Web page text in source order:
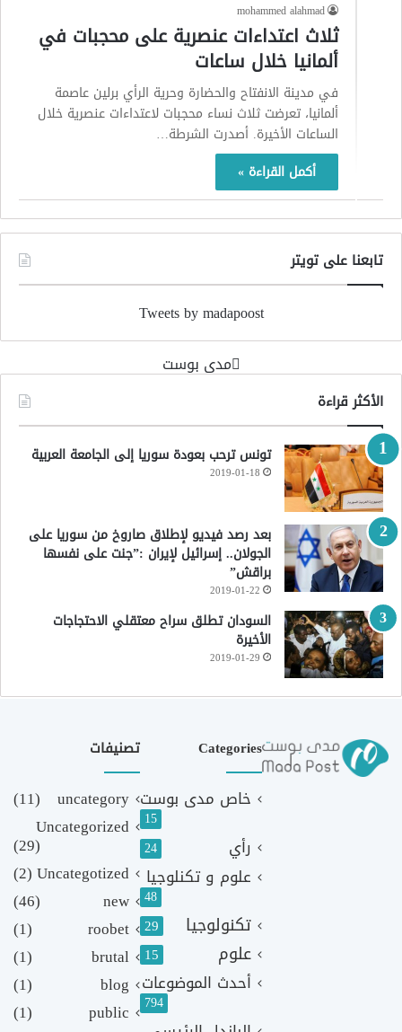
mohammed alahmad
ثلاث اعتداءات عنصرية على محجبات في
ألمانيا خلال ساعات
في مدينة الانفتاح والحضارة وحرية الرأي برلين عاصمة
ألمانيا، تعرضت ثلاث نساء محجبات لاعتداءات عنصرية خلال
الساعات الأخيرة. أصدرت الشرطة…
أكمل القراءة »
تابعنا على تويتر
Tweets by madapoost
‏مدى بوست‏
الأكثر قراءة
تونس ترحب بعودة سوريا إلى الجامعة العربية
2019-01-18
بعد رصد فيديو لإطلاق صاروخ من سوريا على
الجولان.. إسرائيل لإيران :”جنت على نفسها
براقش”
2019-01-22
السودان تطلق سراح معتقلي الاحتجاجات
الأخيرة
2019-01-29
Categories
خاص مدى بوست
15
رأي 24
علوم و تكنلوجيا
48
تكنولوجيا 29
علوم 15
أحدث الموضوعات
794
تصنيفات
uncategory
(11)
Uncategorized
(29)
Uncategotized
(2)
new
(46)
roobet
(1)
brutal
(1)
blog
(1)
public
(1)